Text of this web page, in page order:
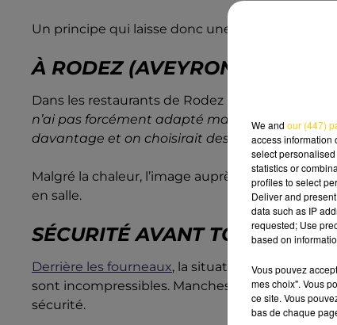
Un principe qui laisse donc une certaine marge
À RODEZ (AVEYRON), LA
Dans les restaurants de Rodez (Aveyron), la
n’ai pas forcément adapté ma tenue
",
davantage et on choisirait des vêtements plus
Malgré la chaleur, l’image auprès des clients
en salle.
SÉCURITÉ AVANT TOUT EN
Derrière les fourneaux, la situation est
sont incompressibles. Manches longues et
sécurité.
We and our (447)
access information
select
statistics or
profiles to select
Deliver and
data such as IP
requested; Use
based on
Vous pouvez
mes choix". Vous
ce site. Vous
bas de chaque